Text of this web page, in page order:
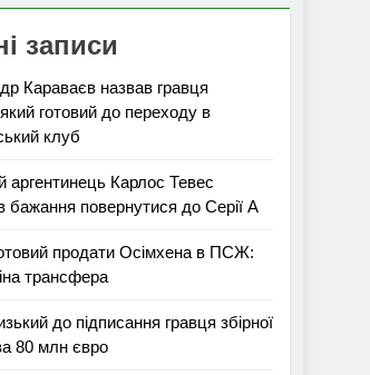
записи
Караваєв назвав гравця
готовий до переходу в
клуб
аргентинець Карлос Тевес
бажання повернутися до Серії А
продати Осімхена в ПСЖ:
трансфера
до підписання гравця збірної
80 млн євро